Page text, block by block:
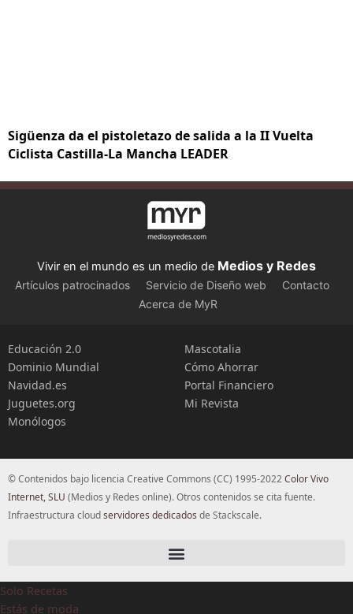
Sigüenza da el pistoletazo de salida a la II Vuelta
Ciclista Castilla-La Mancha LEADER
Vivir en el mundo es un medio de Medios y Redes
Artículos patrocinados Servicio de Diseño web
Contacto
Acerca de MyR
Educación 2.0
Dominio Mundial
Navidad.es
Juguetes.org
Monólogos
Mascotalia
Cómo Ahorrar
Portal Financiero
Mi Revista
© Contenidos bajo licencia Creative Commons (CC) 1995-2022Color Vivo
Internet, SLU (Medios y Redes online). Otros contenidos se cita fuente.
Infraestructura cloudservidores dedicados de Stackscale.
Solo Recetas
Estás de moda